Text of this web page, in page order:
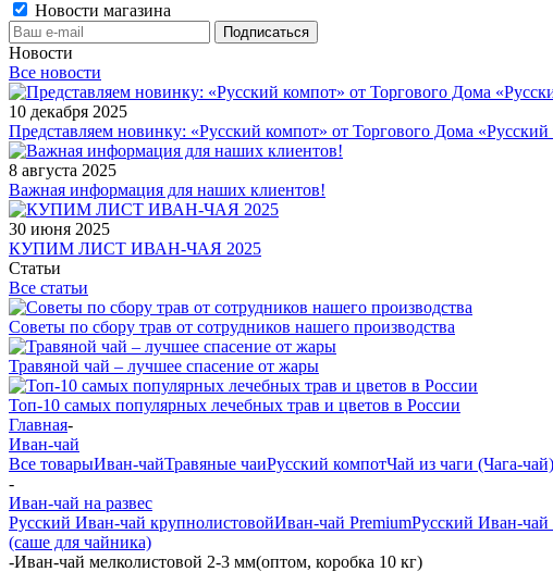
Новости магазина
Новости
Все новости
10 декабря 2025
Представляем новинку: «Русский компот» от Торгового Дома «Русский
8 августа 2025
Важная информация для наших клиентов!
30 июня 2025
КУПИМ ЛИСТ ИВАН-ЧАЯ 2025
Статьи
Все статьи
Советы по сбору трав от сотрудников нашего производства
Травяной чай – лучшее спасение от жары
Топ-10 самых популярных лечебных трав и цветов в России
Главная-
Иван-чай
Все товарыИван-чайТравяные чаиРусский компотЧай из чаги (Чага-чай)
-
Иван-чай на развес
Русский Иван-чай крупнолистовойИван-чай PremiumРусский Иван-
(саше для чайника)
-Иван-чай мелколистовой 2-3 мм(оптом, коробка 10 кг)